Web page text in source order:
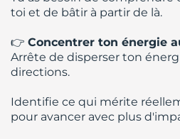
toi et de bâtir à partir de là.
👉 Concentrer ton énergie
Arrête de disperser ton
directions.
Identifie ce qui mérite
pour avancer avec plus